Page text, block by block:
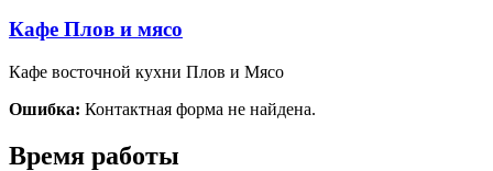
Кафе Плов и мясо
Кафе восточной кухни Плов и Мясо
Ошибка: Контактная форма не найдена.
Время работы